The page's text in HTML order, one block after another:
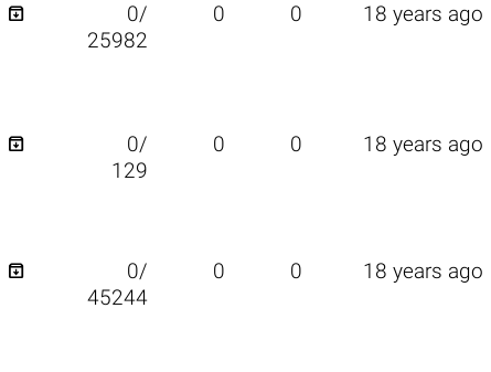

0/
25982
0 0 18 years ago

0/
129
0 0 18 years ago

0/
45244
0 0 18 years ago